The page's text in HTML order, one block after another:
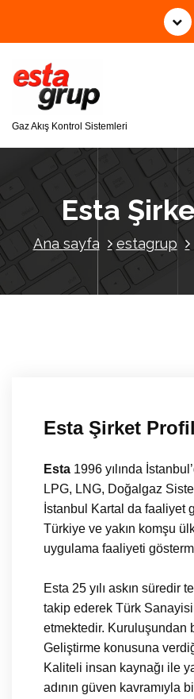
e
Gaz Akış Kontrol Sistemleri
Esta
Ana sayfa estagrup
Esta Şirket
Esta 1996 yılında
LPG, LNG, Doğalgaz
İstanbul Kartal da faaliyet
Türkiye ve yakın komşu
uygulama faaliyeti
Esta 25 yılı askın süredir
takip ederek Türk
etmektedir. Kuruluşundan
Geliştirme konusuna
Kaliteli insan kaynağı ile
adının güven kavramıyla